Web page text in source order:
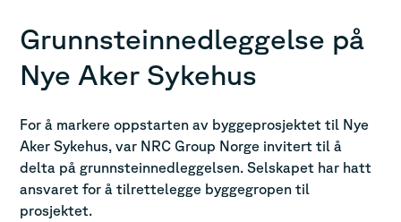
Grunnsteinnedleggelse på
Nye Aker Sykehus
For å markere oppstarten av byggeprosjektet til Nye
Aker Sykehus, var NRC Group Norge invitert til å
delta på grunnsteinnedleggelsen. Selskapet har hatt
ansvaret for å tilrettelegge byggegropen til
prosjektet.